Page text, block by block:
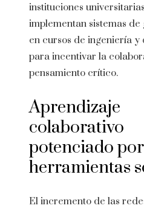
instituciones universitarias
implementan sistemas
en cursos de ingeniería y
para incentivar la
pensamiento crítico.
Aprendizaje
colaborativo
potenciado por
herramientas
El incremento de las